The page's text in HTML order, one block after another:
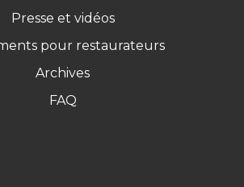
Presse et vidéos
pour restaurateurs
Archives
FAQ